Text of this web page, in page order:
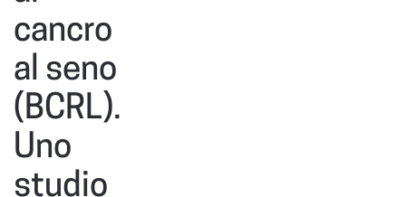
cancro
al seno
(BCRL).
Uno
studio